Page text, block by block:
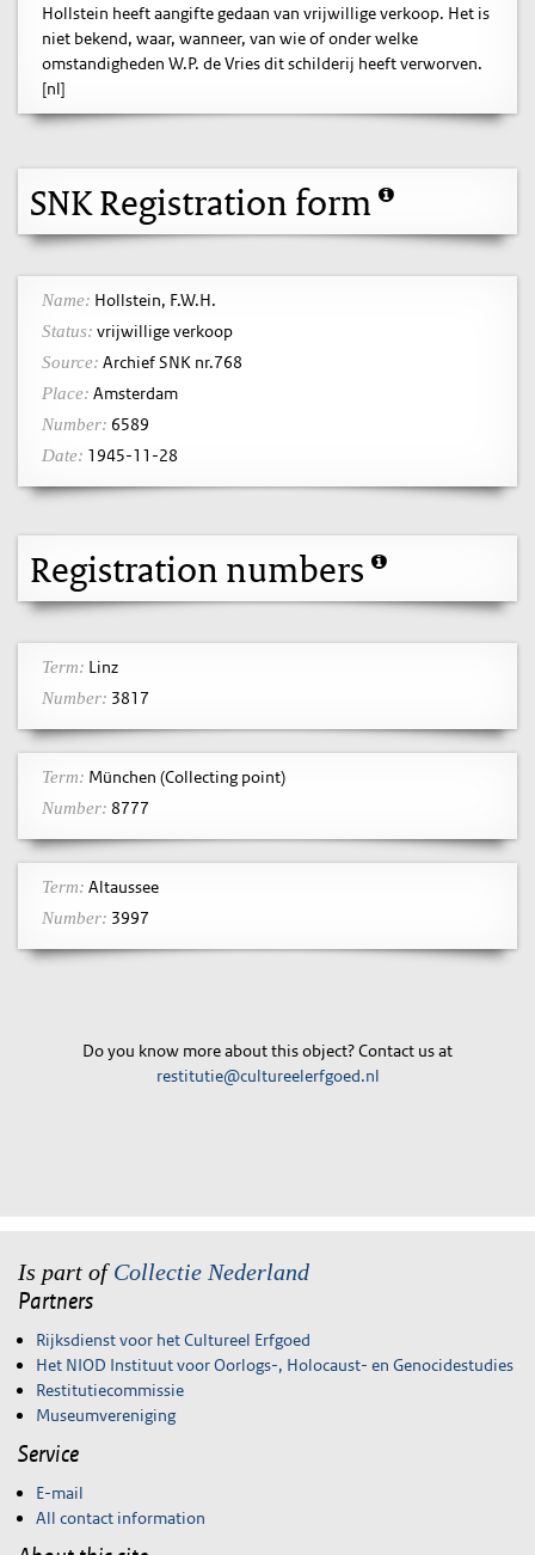
Hollstein heeft aangifte gedaan van vrijwillige verkoop. Het is
niet bekend, waar, wanneer, van wie of onder welke
omstandigheden W.P. de Vries dit schilderij heeft verworven.
[nl]
SNK Registration form
Name: Hollstein, F.W.H.
Status: vrijwillige verkoop
Source: Archief SNK nr.768
Place: Amsterdam
Number: 6589
Date: 1945-11-28
Registration numbers
Term: Linz
Number: 3817
Term: München (Collecting point)
Number: 8777
Term: Altaussee
Number: 3997
Do you know more about this object? Contact us at
restitutie@cultureelerfgoed.nl
Is part ofCollectie Nederland
Partners
Rijksdienst voor het Cultureel Erfgoed
Het NIOD Instituut voor Oorlogs-, Holocaust- en Genocidestudies
Restitutiecommissie
Museumvereniging
Service
E-mail
All contact information